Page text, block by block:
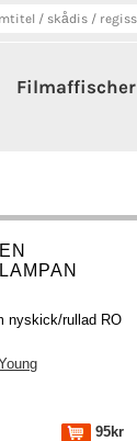
Filmaffischer
nyskick/rullad RO
95kr